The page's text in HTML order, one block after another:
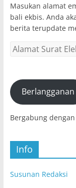
Masukan alamat
bali ekbis. Anda
berita terupdate
Alamat
(E-
mail)Berlangganan
Bergabung
Info
Susunan Redaksi